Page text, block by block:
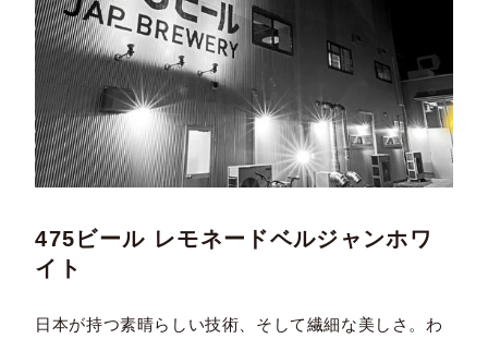
475ビール レモネードベルジャンホワ
イト
日本が持つ素晴らしい技術、そして繊細な美しさ。わ